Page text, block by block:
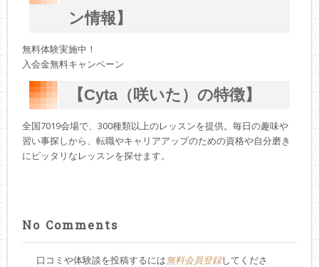
ン情報】
無料体験実施中！
入会金無料キャンペーン
【Cyta（咲いた）の特徴】
全国7019会場で、300種類以上のレッスンを提供。毎日の趣味や
習い事探しから、転職やキャリアアップのための資格や自分磨き
にピッタリなレッスンを探せます。
No Comments
口コミや体験談を投稿するには無料会員登録してくださ